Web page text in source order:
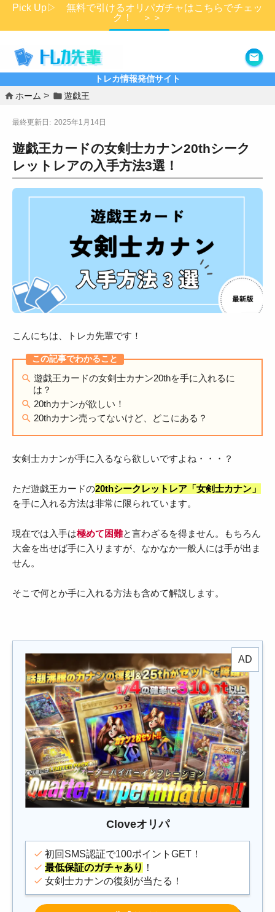
Pick Up▷ 無料で引けるオリパガチャはこちらでチェッ
ク！ ＞＞
トレカ情報発信サイト
ホーム 遊戯王
2025年1月14日
遊戯王カードの女剣士カナン20thシーク
レットレアの入手方法3選！
こんにちは、トレカ先輩です！
遊戯王カードの女剣士カナン20thを手に入れるに
は？
20thカナンが欲しい！
20thカナン売ってないけど、どこにある？
女剣士カナンが手に入るなら欲しいですよね・・・？
ただ遊戯王カードの20thシークレットレア「女剣士カナン」
を手に入れる方法は非常に限られています。
現在では入手は極めて困難と言わざるを得ません。もちろん
大金を出せば手に入りますが、なかなか一般人には手が出ま
せん。
そこで何とか手に入れる方法も含めて解説します。
Cloveオリパ
初回SMS認証で100ポイントGET！
最低保証のガチャあり ！
女剣士カナンの復刻が当たる！